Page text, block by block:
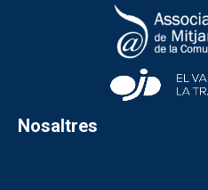
Nosaltres